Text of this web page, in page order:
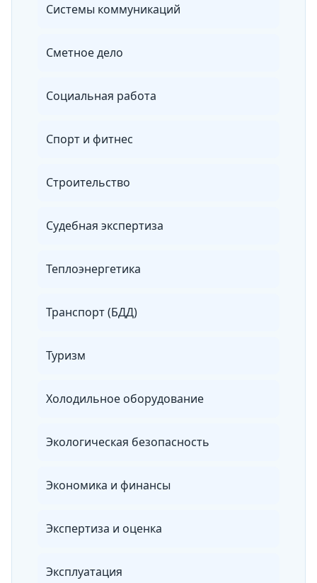
Системы коммуникаций
Сметное дело
Социальная работа
Спорт и фитнес
Строительство
Судебная экспертиза
Теплоэнергетика
Транспорт (БДД)
Туризм
Холодильное оборудование
Экологическая безопасность
Экономика и финансы
Экспертиза и оценка
Эксплуатация